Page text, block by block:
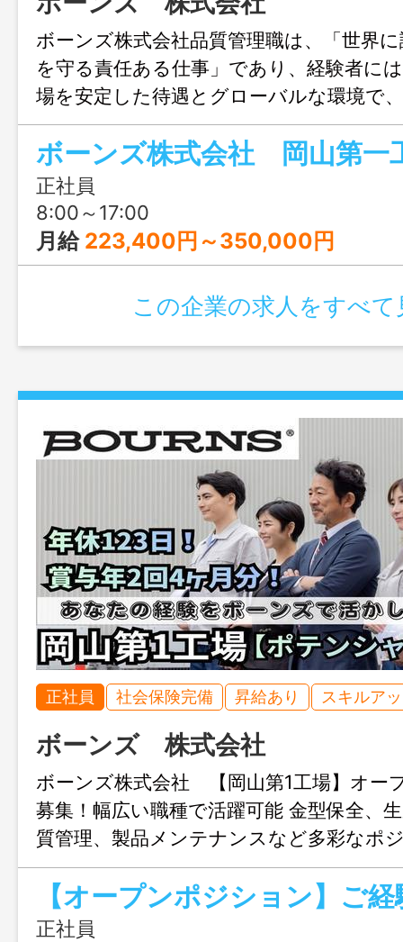
ボーンズ株式会社品質管理職は、「世界
を守る責任ある仕事」であり、経験者に
場を安定した待遇とグローバルな環境で
アを磨けるのが最大の魅力です。年間休
2回♪ボーンズで働きませんか？
正社員
8:00～17:00
月給 223,400円～350,000円
この企業の求人をすべて
正社員 社会保険完備 昇給あり スキルア
ボーンズ 株式会社
ボーンズ株式会社 【岡山第1工場】オー
募集！幅広い職種で活躍可能 金型保全、
質管理、製品メンテナンスなど多彩なポ
意！あなたに適したポジションを探しま
正社員